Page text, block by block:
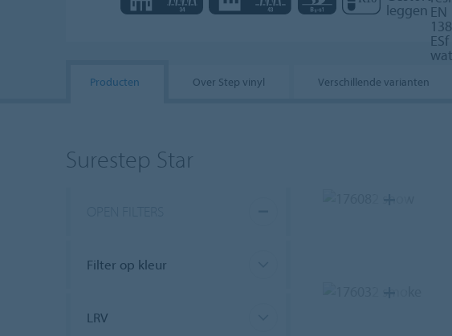
Producten Over Step vinyl Verschillende varianten
Surestep Star
Filter op kleur
LRV